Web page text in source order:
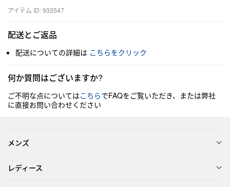
アイテム ID: 933547
配送とご返品
配送についての詳細は こちらをクリック
何か質問はございますか?
ご不明な点についてはこちらでFAQをご覧いただき、または弊社
に直接お問い合わせください
メンズ
レディース